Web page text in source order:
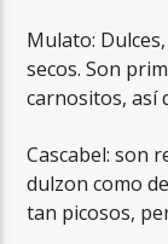
Mulato:
secos. Son
carnositos, así
Cascabel: son
dulzon como
tan picosos,